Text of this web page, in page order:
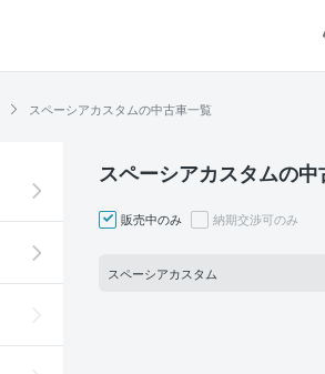
スペーシアカスタムの中古車一覧
スペーシアカスタムの
販売中のみ 納期交渉可のみ
スペーシアカスタム